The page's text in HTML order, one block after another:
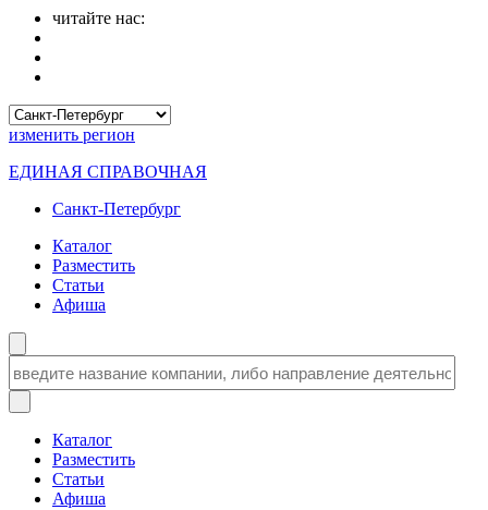
читайте нас:
изменить регион
ЕДИНАЯ СПРАВОЧНАЯ
Санкт-Петербург
Каталог
Разместить
Статьи
Афиша
Каталог
Разместить
Статьи
Афиша